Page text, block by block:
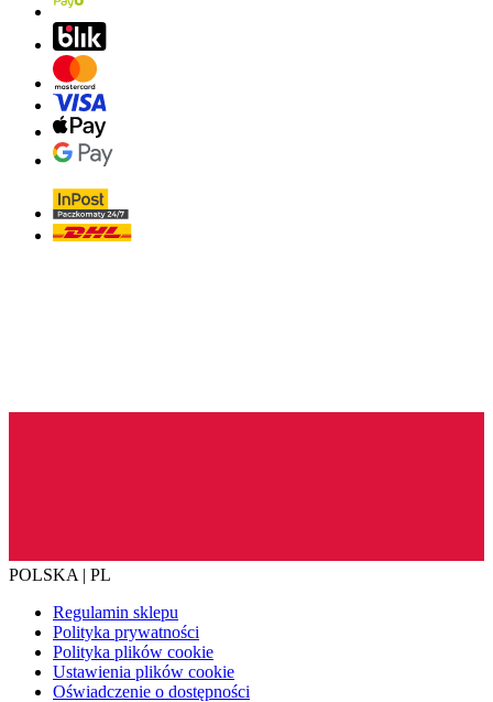
POLSKA | PL
Regulamin sklepu
Polityka prywatności
Polityka plików cookie
Ustawienia plików cookie
Oświadczenie o dostępności